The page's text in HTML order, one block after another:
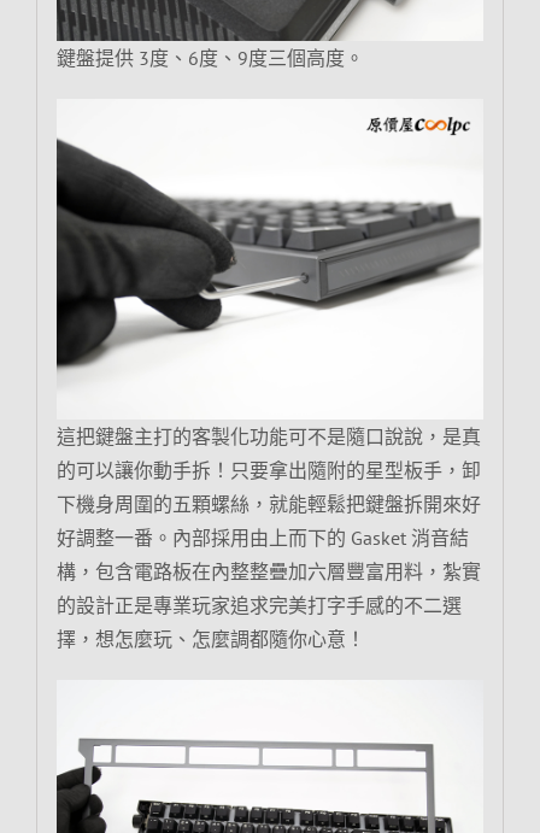
鍵盤提供 3度、6度、9度三個高度。
這把鍵盤主打的客製化功能可不是隨口說說，是真
的可以讓你動手拆！只要拿出隨附的星型板手，卸
下機身周圍的五顆螺絲，就能輕鬆把鍵盤拆開來好
好調整一番。內部採用由上而下的 Gasket 消音結
構，包含電路板在內整整疊加六層豐富用料，紮實
的設計正是專業玩家追求完美打字手感的不二選
擇，想怎麼玩、怎麼調都隨你心意！